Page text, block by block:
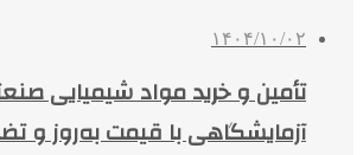
۱۴۰۴/۱۰/۰۲
تأمین و خرید مواد شیمیایی
آزمایشگاهی با قیمت به‌روز و